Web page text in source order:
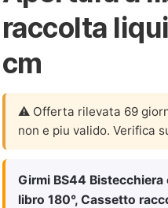
raccolta
cm
⚠️ Offerta rilevata 69
non e piu valido. Verifica
Girmi BS44
libro 180°, Cassetto